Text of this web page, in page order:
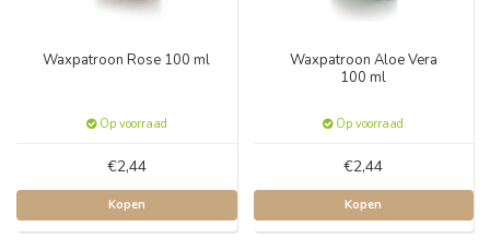
Waxpatroon Rose 100 ml
Op voorraad
€2,44
Kopen
Waxpatroon Aloe Vera
100 ml
Op voorraad
€2,44
Kopen